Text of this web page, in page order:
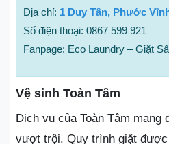
Địa chỉ: 1 Duy Tân, Phước
Số điện thoại: 0867 599 921
Fanpage: Eco Laundry – Giặt
Vệ sinh Toàn Tâm
Dịch vụ của Toàn Tâm mang
vượt trội. Quy trình giặt